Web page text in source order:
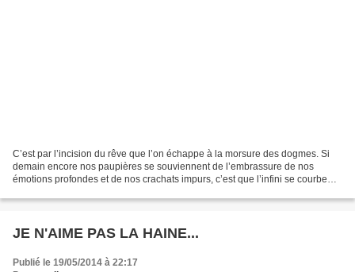
C’est par l’incision du rêve que l’on échappe à la morsure des dogmes. Si
demain encore nos paupières se souviennent de l’embrassure de nos
émotions profondes et de nos crachats impurs, c’est que l’infini se courbe
JE N'AIME PAS LA HAINE...
Publié le 19/05/2014 à 22:17